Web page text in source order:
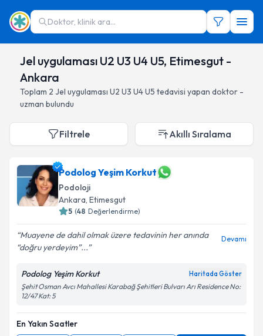
Doktor, klinik ara...
Jel uygulaması U2 U3 U4 U5, Etimesgut -
Ankara
Toplam 2 Jel uygulaması U2 U3 U4 U5 tedavisi yapan doktor -
uzman bulundu
Filtrele Akıllı Sıralama
Podolog Yeşim Korkut
Podoloji
Ankara, Etimesgut
5 (48 Değerlendirme)
Muayene de dahil olmak üzere tedavinin her anında
“doğru yerdeyim”...
Devamı
Podolog Yeşim Korkut Haritada Göster
Şehit Osman Avcı Mahallesi Karabağ Şehitleri Bulvarı Arı Residence No:
12/47 Kat: 5
En Yakın Saatler